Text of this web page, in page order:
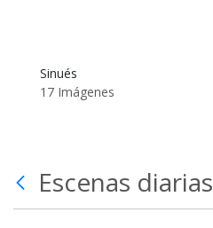
Sinués
17 Imágenes
Escenas diarias